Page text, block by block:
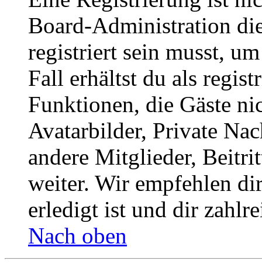
Board-Administration
registriert sein musst,
Fall erhältst du als
Funktionen, die Gäste
Avatarbilder, Private
andere Mitglieder,
weiter. Wir empfehlen
erledigt ist und dir
Nach oben